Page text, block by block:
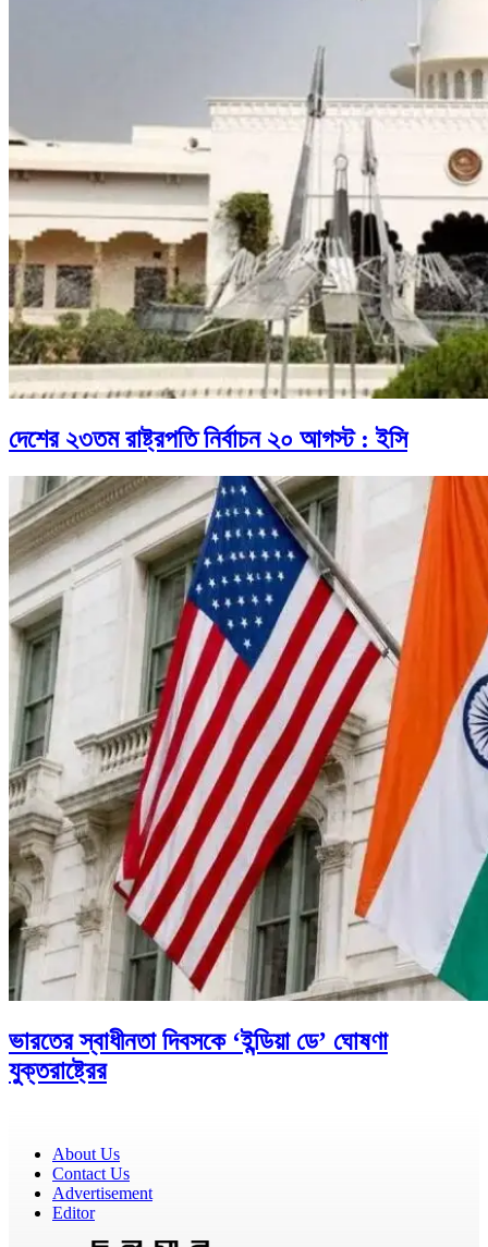
দেশের ২৩তম রাষ্ট্রপতি নির্বাচন ২০ আগস্ট : ইসি
ভারতের স্বাধীনতা দিবসকে ‘ইন্ডিয়া ডে’ ঘোষণা
যুক্তরাষ্ট্রের
About Us
Contact Us
Advertisement
Editor